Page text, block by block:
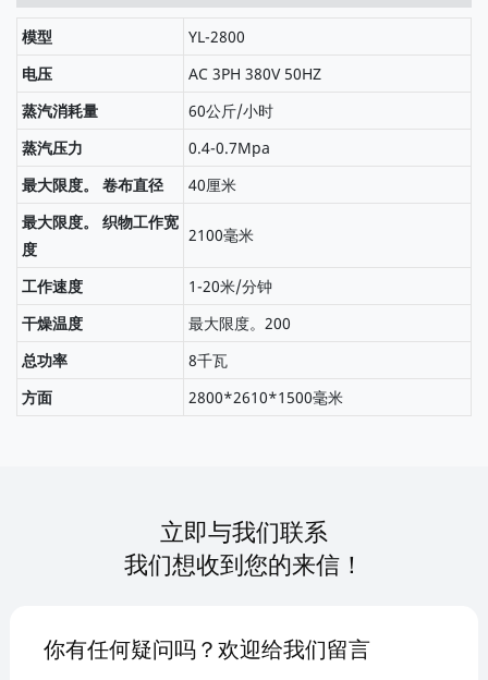
模型
YL-2800
电压
AC 3PH 380V 50HZ
蒸汽消耗量
60公斤/小时
蒸汽压力
0.4-0.7Mpa
最大限度。 卷布直径
40厘米
最大限度。 织物工作宽
度
2100毫米
工作速度
1-20米/分钟
干燥温度
最大限度。200
总功率
8千瓦
方面
2800*2610*1500毫米
立即与我们联系
我们想收到您的来信！
你有任何疑问吗？欢迎给我们留言